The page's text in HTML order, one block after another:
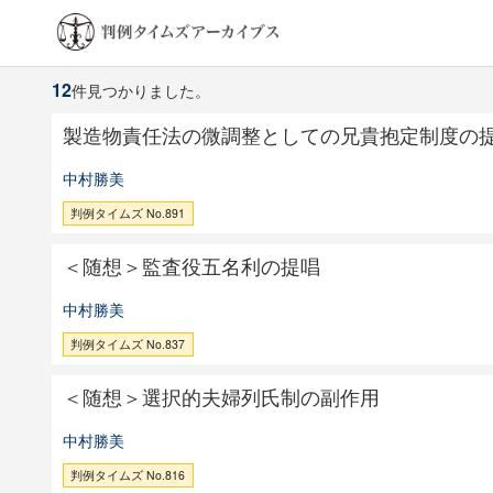
12件見つかりました。
製造物責任法の微調整としての兄貴抱定制度の
中村勝美
判例タイムズ No.891
＜随想＞監査役五名利の提唱
中村勝美
判例タイムズ No.837
＜随想＞選択的夫婦列氏制の副作用
中村勝美
判例タイムズ No.816